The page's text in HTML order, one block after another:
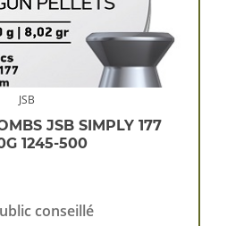
JSB
JSB SIMPLY 177
1245-500
conseillé